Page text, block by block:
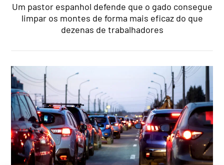
Um pastor espanhol defende que o gado consegue
limpar os montes de forma mais eficaz do que
dezenas de trabalhadores